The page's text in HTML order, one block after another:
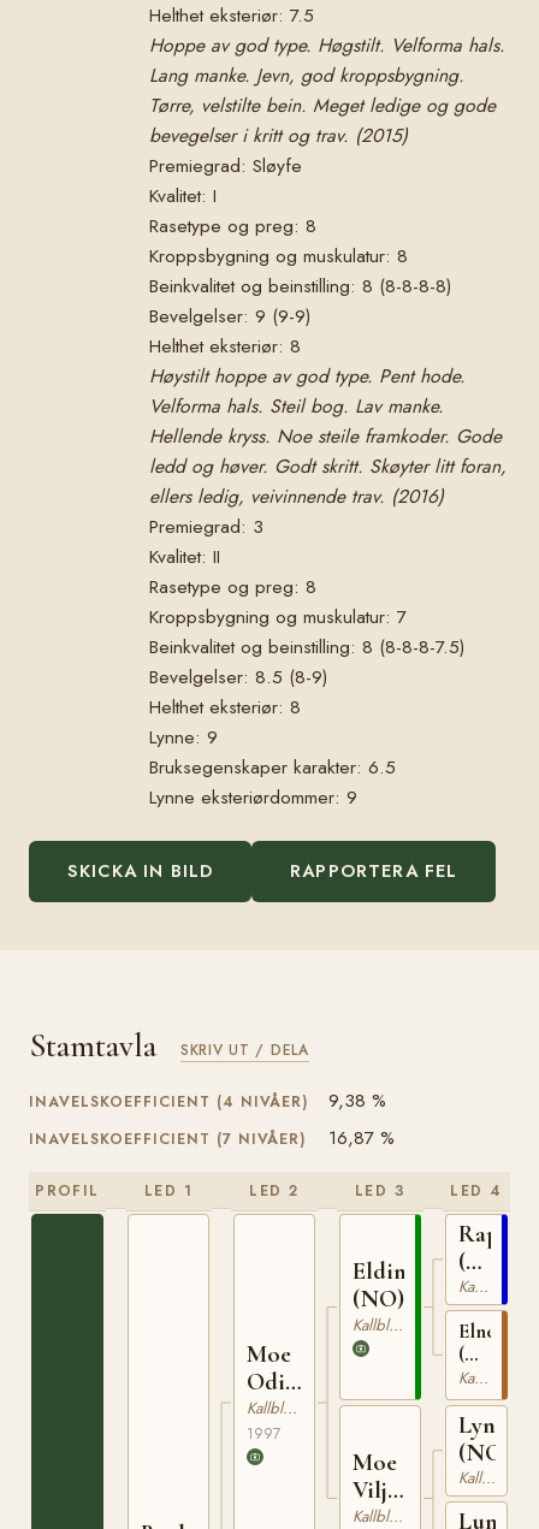
Helthet eksteriør: 7.5
Hoppe av god type. Høgstilt. Velforma hals.
Lang manke. Jevn, god kroppsbygning.
Tørre, velstilte bein. Meget ledige og gode
bevegelser i kritt og trav. (2015)
Premiegrad: Sløyfe
Kvalitet: I
Rasetype og preg: 8
Kroppsbygning og muskulatur: 8
Beinkvalitet og beinstilling: 8 (8-8-8-8)
Bevelgelser: 9 (9-9)
Helthet eksteriør: 8
Høystilt hoppe av god type. Pent hode.
Velforma hals. Steil bog. Lav manke.
Hellende kryss. Noe steile framkoder. Gode
ledd og høver. Godt skritt. Skøyter litt foran,
ellers ledig, veivinnende trav. (2016)
Premiegrad: 3
Kvalitet: II
Rasetype og preg: 8
Kroppsbygning og muskulatur: 7
Beinkvalitet og beinstilling: 8 (8-8-8-7.5)
Bevelgelser: 8.5 (8-9)
Helthet eksteriør: 8
Lynne: 9
Bruksegenskaper karakter: 6.5
Lynne eksteriørdommer: 9
SKICKA IN BILD RAPPORTERA FEL
Stamtavla SKRIV UT / DELA
INAVELSKOEFFICIENT (4 NIVÅER) 9,38 %
INAVELSKOEFFICIENT (7 NIVÅER) 16,87 %
PROFIL LED 1 LED 2
Moe
Odin
(NO)
Kallblodig Travare
1997
LED 3
Elding
(NO)
Kallblodig Travare
Moe
Vilja
(NO)
Kallblodig Travare
LED 4
(NO)
NT
75
Kallblodig Travare
Elnett
(NO)
T-
24864
Kallblodig Travare
(NO)
Kallblodig Travare
Lund